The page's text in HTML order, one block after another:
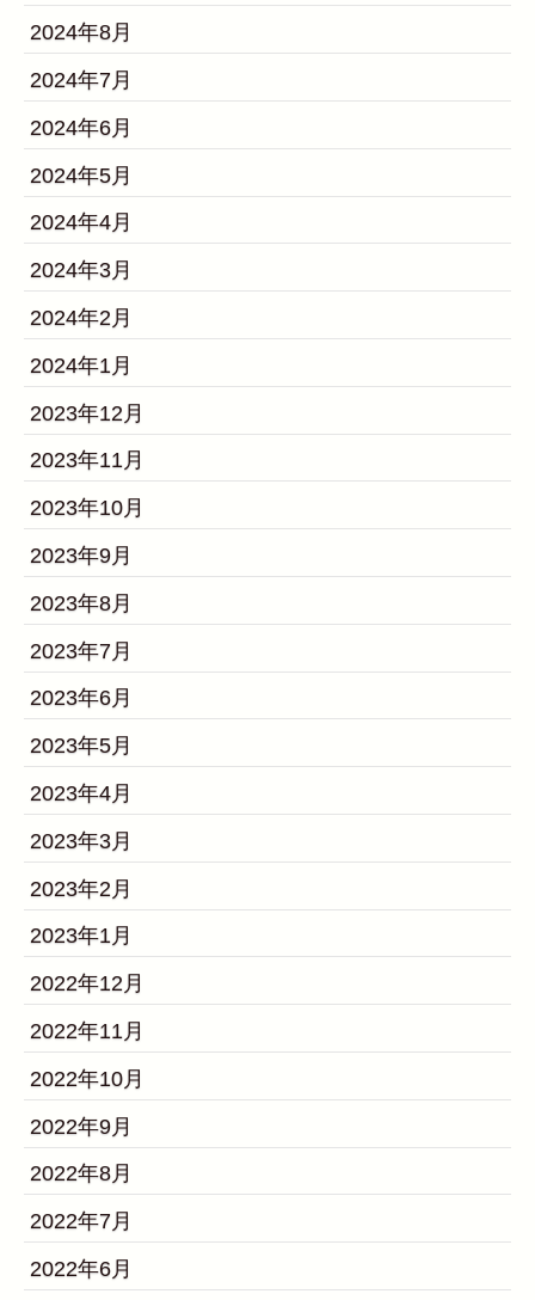
2024年8月
2024年7月
2024年6月
2024年5月
2024年4月
2024年3月
2024年2月
2024年1月
2023年12月
2023年11月
2023年10月
2023年9月
2023年8月
2023年7月
2023年6月
2023年5月
2023年4月
2023年3月
2023年2月
2023年1月
2022年12月
2022年11月
2022年10月
2022年9月
2022年8月
2022年7月
2022年6月